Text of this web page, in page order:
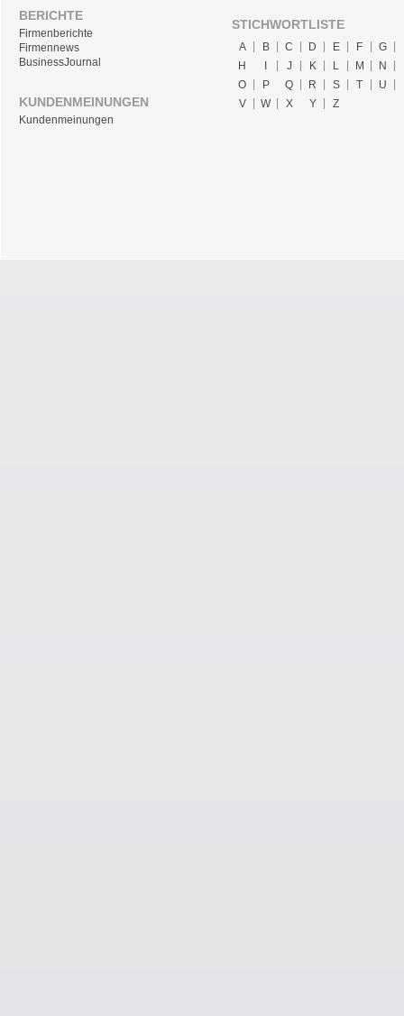
BERICHTE
Firmenberichte
Firmennews
BusinessJournal
KUNDENMEINUNGEN
Kundenmeinungen
STICHWORTLISTE
A B C D E F
G
H
J K L M
N
O
P Q R S T
U
V
W X Y Z